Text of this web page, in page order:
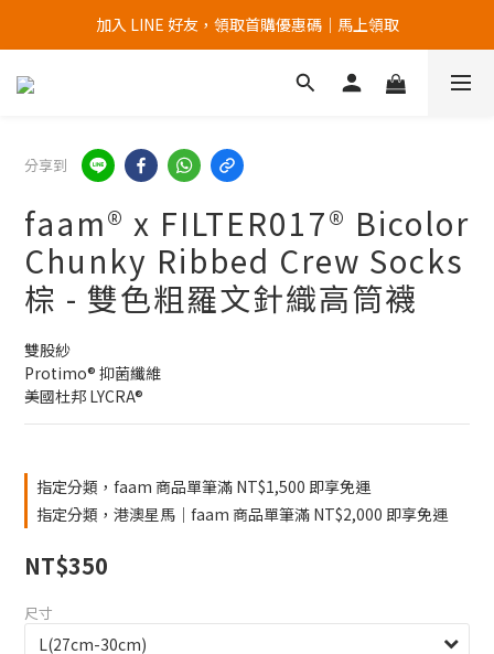
加入官網會員，首次購買 " 免運 "
加入 LINE 好友，領取首購優惠碼｜馬上領取
加入官網會員，首次購買 " 免運 "
分享到
faam® x FILTER017® Bicolor
Chunky Ribbed Crew Socks
棕 - 雙色粗羅文針織高筒襪
雙股紗
Protimo® 抑菌纖維
美國杜邦 LYCRA®
指定分類，faam 商品單筆滿 NT$1,500 即享免運
指定分類，港澳星馬｜faam 商品單筆滿 NT$2,000 即享免運
NT$350
尺寸